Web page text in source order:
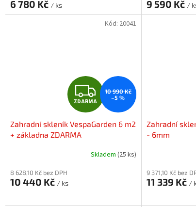
6 780 Kč / ks 9 590 Kč /
Z
D
A
R
ZDARMA
10 990 Kč
–5 %
Zahradní skleník VespaGarden 6 m2
+ základna ZDARMA
Skladem (25 ks)
8 628,10 Kč bez DPH
10 440 Kč / ks
Kód: 20041
Zahradní
- 6mm
9 371,10 Kč bez
11 339 Kč /